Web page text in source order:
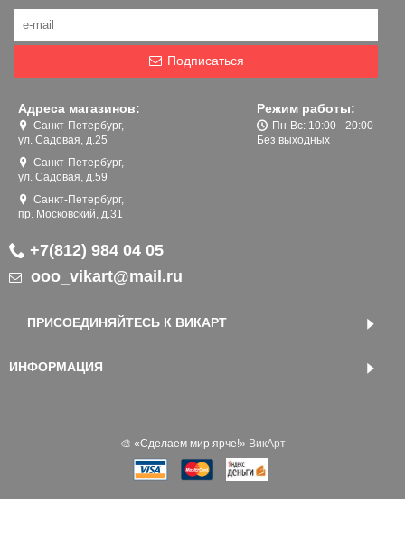
Подписаться
Адреса магазинов:
Санкт-Петербург,
ул. Садовая, д.25
Санкт-Петербург,
ул. Садовая, д.59
Санкт-Петербург,
пр. Московский, д.31
Режим работы:
Пн-Вс: 10:00 - 20:00
Без выходных
+7(812) 984 04 05
ooo_vikart@mail.ru
ПРИСОЕДИНЯЙТЕСЬ К ВИКАРТ
ИНФОРМАЦИЯ
🎨 «‎Сделаем мир ярче!» ВикАрт